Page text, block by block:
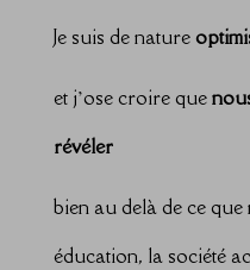
Je suis de nature
et j’ose croire que
révéler
bien au delà de ce
éducation, la société